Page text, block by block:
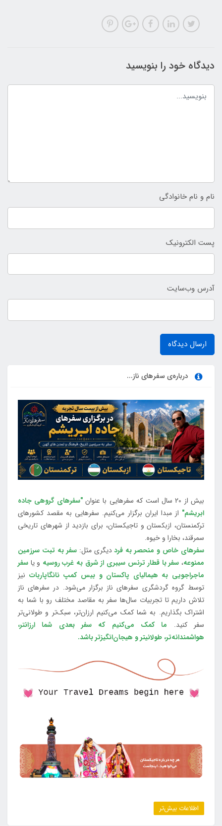
دیدگاه خود را بنویسید
نام و نام خانوادگی
پست الکترونیک
آدرس وب‌سایت
ارسال دیدگاه
درباره‌ی سفرهای ناز...
بیش از 20 سال است که سفرهایی با عنوان
"سفرهای گروهی جاده
ابریشم" از مبدا ایران برگزار می‌کنیم. سفرهایی به مقصد کشورهای
ترکمنستان، ازبکستان و تاجیکستان، برای بازدید از شهرهای تاریخی
سمرقند، بخارا و خیوه.
سفرهای خاص و منحصر به فرددیگری مثل:سفر به تبت سرزمین
ممنوعه، سفر با قطار ترنس سیبری از شرق به غرب روسیه و یا سفر
ماجراجویی به هیمالیای پاکستان و بیس کمپ نانگاپاربات نیز
توسط گروه گردشگری سفرهای ناز برگزار می‌شود. در سفرهای ناز
تلاش داریم تا تجربیات سال‌ها سفر به مقاصد مختلف رو با شما به
اشتراک بگذاریم. به شما کمک می‌کنیم ارزان‌تر، سبک‌تر و طولانی‌تر
سفر کنید. ما کمک می‌کنیم که سفر بعدی شما ارزانتر،
هواشمندانه‌تر، طولانی‎تر و هیجان‌انگیزتر باشد.
اطلاعات بیش‌تر